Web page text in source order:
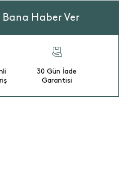
Haber Ver
30 Gün İade
Garantisi